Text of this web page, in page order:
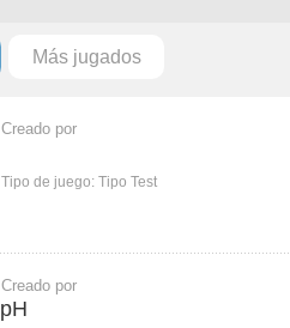
Más jugados
Creado por
Tipo de juego: Tipo Test
Creado por
pH